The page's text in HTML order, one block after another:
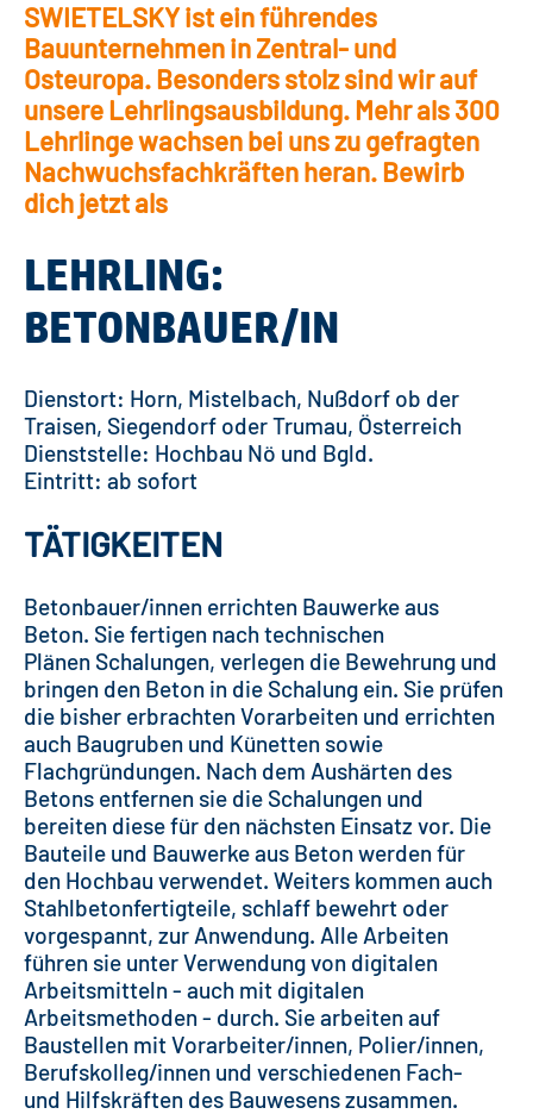
SWIETELSKY ist ein führendes
Bauunternehmen in Zentral- und
Osteuropa. Besonders stolz sind wir auf
unsere Lehrlingsausbildung. Mehr als 300
Lehrlinge wachsen bei uns zu gefragten
Nachwuchsfachkräften heran. Bewirb
dich jetzt als
LEHRLING:
BETONBAUER/IN
Dienstort: Horn, Mistelbach, Nußdorf ob der
Traisen, Siegendorf oder Trumau, Österreich
Dienststelle: Hochbau Nö und Bgld.
Eintritt: ab sofort
TÄTIGKEITEN
Betonbauer/innen errichten Bauwerke aus
Beton. Sie fertigen nach technischen
Plänen Schalungen, verlegen die Bewehrung und
bringen den Beton in die Schalung ein. Sie prüfen
die bisher erbrachten Vorarbeiten und errichten
auch Baugruben und Künetten sowie
Flachgründungen. Nach dem Aushärten des
Betons entfernen sie die Schalungen und
bereiten diese für den nächsten Einsatz vor. Die
Bauteile und Bauwerke aus Beton werden für
den Hochbau verwendet. Weiters kommen auch
Stahlbetonfertigteile, schlaff bewehrt oder
vorgespannt, zur Anwendung. Alle Arbeiten
führen sie unter Verwendung von digitalen
Arbeitsmitteln - auch mit digitalen
Arbeitsmethoden - durch. Sie arbeiten auf
Baustellen mit Vorarbeiter/innen, Polier/innen,
Berufskolleg/innen und verschiedenen Fach-
und Hilfskräften des Bauwesens zusammen.